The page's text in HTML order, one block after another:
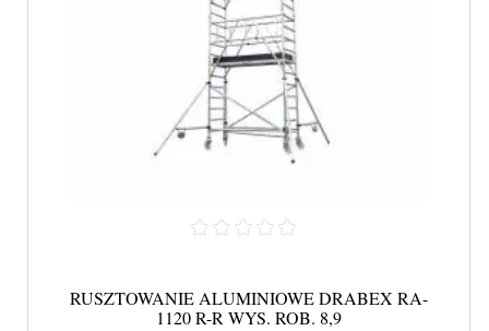
RUSZTOWANIE ALUMINIOWE DRABEX RA-
1120 R-R WYS. ROB. 8,9